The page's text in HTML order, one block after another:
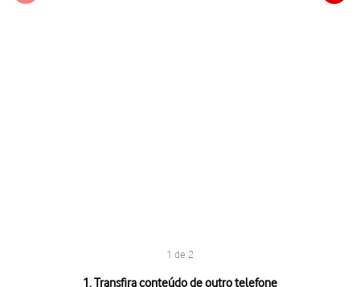
1 de 2
1. Transfira conteúdo de outro telefone